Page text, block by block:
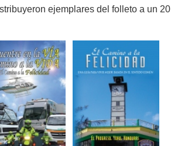
ejemplares del folleto a un 20